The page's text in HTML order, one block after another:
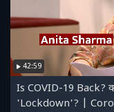
42:59
Is COVID-19 Back?
'Lockdown'? |